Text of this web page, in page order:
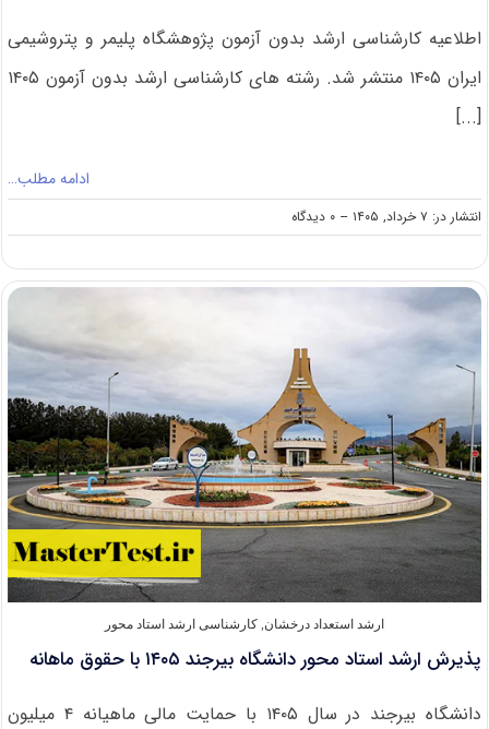
اطلاعیه کارشناسی ارشد بدون آزمون پژوهشگاه پلیمر و پتروشیمی
ایران ۱۴۰۵ منتشر شد. رشته های کارشناسی ارشد بدون آزمون ۱۴۰۵
[...]
ادامه مطلب…
انتشار در: ۷ خرداد, ۱۴۰۵ -- ۰ دیدگاه
on
پذیرش
بدون
و
پتروشیمی
۱۴۰۵
ارشد استعداد درخشان, کارشناسی ارشد استاد محور
پذیرش ارشد استاد محور دانشگاه بیرجند ۱۴۰۵ با حقوق ماهانه
دانشگاه بیرجند در سال ۱۴۰۵ با حمایت مالی ماهیانه ۴ میلیون